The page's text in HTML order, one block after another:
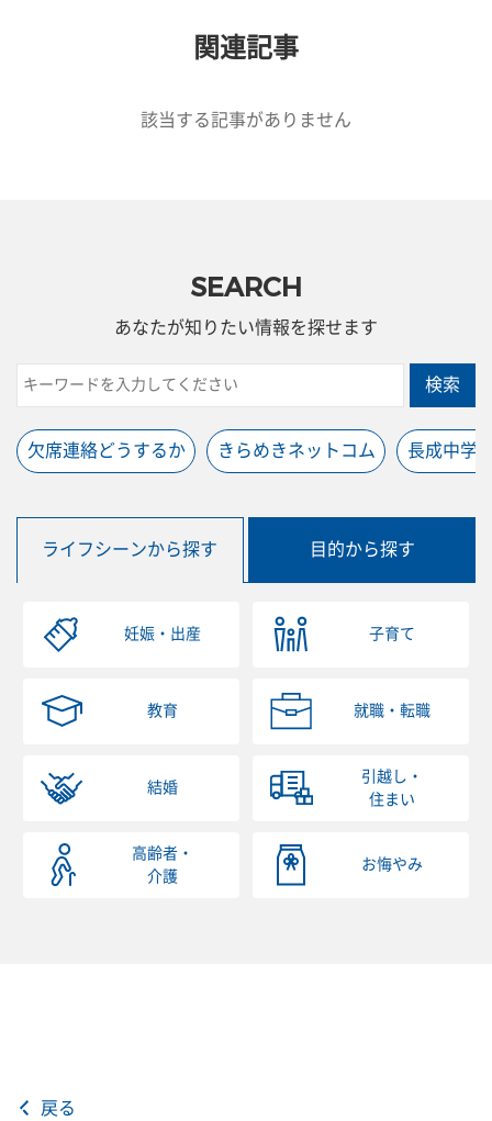
関連記事
該当する記事がありません
SEARCH
あなたが知りたい情報を探せます
検索
欠席連絡どうするか きらめきネットコム 長成中学
ライフシーンから探す 目的から探す
妊娠・出産 子育て
教育 就職・転職
結婚
引越し・
住まい
高齢者・
介護
お悔やみ
戻る